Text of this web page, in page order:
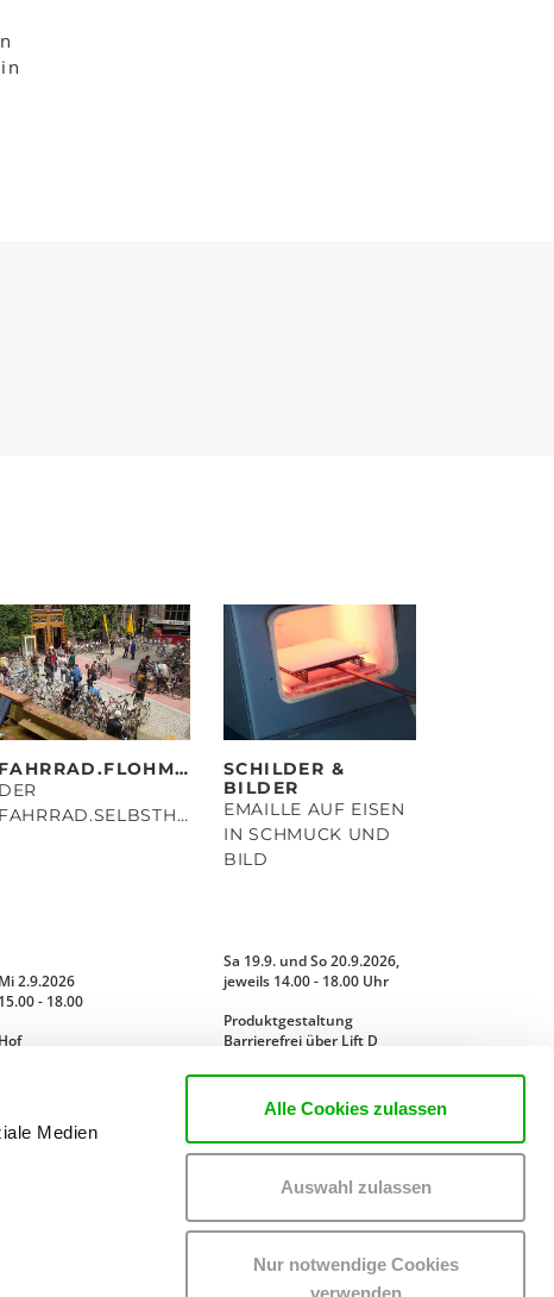
Medien
Alle Cookies zulassen
Auswahl zulassen
Nur notwendige Cookies
verwenden
FAHRRAD.FLOHMARKT
DER
FAHRRAD.SELBSTHILFE.WERKSTATT
Mi 2.9.2026
15.00 - 18.00
Hof
SCHILDER &
BILDER
EMAILLE AUF EISEN
IN SCHMUCK UND
BILD
Sa 19.9. und So 20.9.2026,
jeweils 14.00 - 18.00 Uhr
Produktgestaltung
Barrierefrei über Lift D
MEHR LESEN